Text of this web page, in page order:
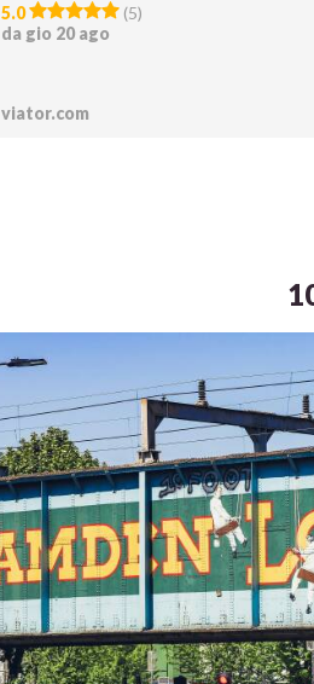
5.0 (5)
da gio 20 ago
viator.com